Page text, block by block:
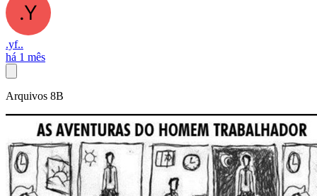
.yf..
há 1 mês
Arquivos 8B